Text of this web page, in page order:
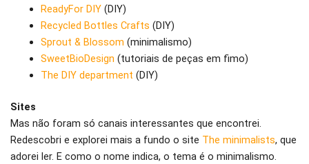
ReadyFor DIY(DIY)
Recycled Bottles Crafts (DIY)
Sprout & Blossom (minimalismo)
SweetBioDesign (tutoriais de peças em fimo)
The DIY department (DIY)
Sites
Mas não foram só canais interessantes que encontrei.
Redescobri e explorei mais a fundo o site The minimalists, que
adorei ler. E como o nome indica, o tema é o minimalismo.